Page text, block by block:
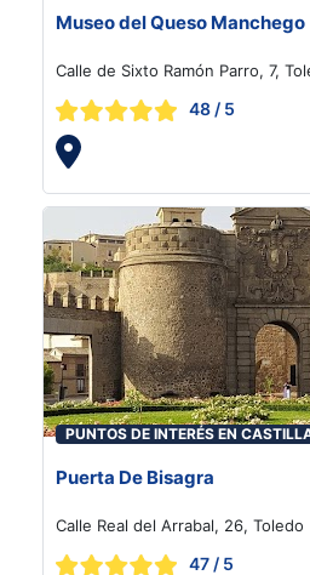
Museo del Queso Manchego
Calle de Sixto Ramón Parro, 7,
48 / 5
PUNTOS DE INTERÉS EN
Puerta De Bisagra
Calle Real del Arrabal, 26, Toledo
47 / 5